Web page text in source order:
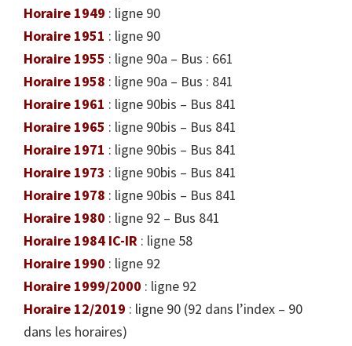
Horaire 1949 : ligne 90
Horaire 1951 : ligne 90
Horaire 1955 : ligne 90a – Bus : 661
Horaire 1958 : ligne 90a – Bus : 841
Horaire 1961 : ligne 90bis – Bus 841
Horaire 1965 : ligne 90bis – Bus 841
Horaire 1971 : ligne 90bis – Bus 841
Horaire 1973 : ligne 90bis – Bus 841
Horaire 1978 : ligne 90bis – Bus 841
Horaire 1980 : ligne 92 – Bus 841
Horaire 1984 IC-IR : ligne 58
Horaire 1990 : ligne 92
Horaire 1999/2000 : ligne 92
Horaire 12/2019 : ligne 90 (92 dans l’index – 90
dans les horaires)